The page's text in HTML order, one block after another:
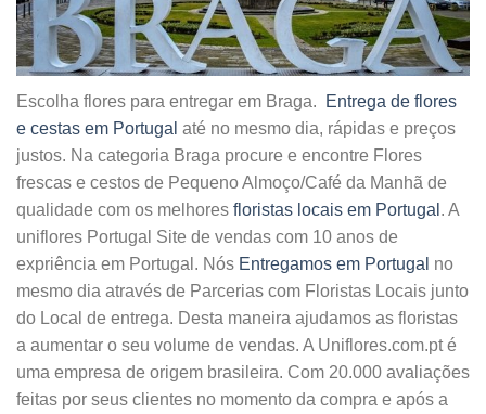
Escolha flores para entregar em Braga.
Entrega de flores
e cestas em Portugal até no mesmo dia, rápidas e preços
justos. Na categoria Braga procure e encontre Flores
frescas e cestos de Pequeno Almoço/Café da Manhã de
qualidade com os melhores floristas locais em Portugal . A
uniflores Portugal Site de vendas com 10 anos de
expriência em Portugal. Nós Entregamos em Portugal no
mesmo dia através de Parcerias com Floristas Locais junto
do Local de entrega. Desta maneira ajudamos as floristas
a aumentar o seu volume de vendas. A Uniflores.com.pt é
uma empresa de origem brasileira. Com 20.000 avaliações
feitas por seus clientes no momento da compra e após a